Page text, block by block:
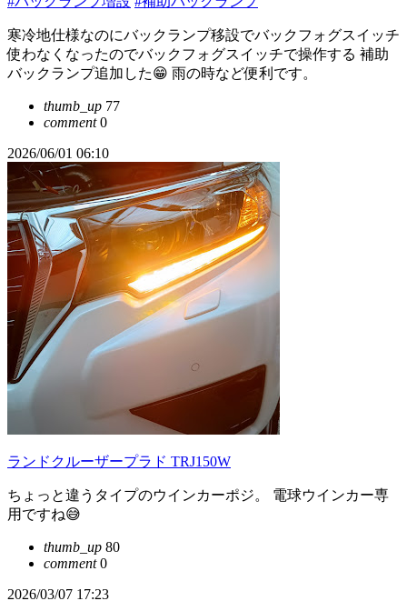
寒冷地仕様なのにバックランプ移設でバックフォグスイッチ
使わなくなったのでバックフォグスイッチで操作する 補助
バックランプ追加した😁 雨の時など便利です。
thumb_up 77
comment0
2026/06/01 06:10
ランドクルーザープラド TRJ150W
ちょっと違うタイプのウインカーポジ。 電球ウインカー専
用ですね😅
thumb_up 80
comment0
2026/03/07 17:23